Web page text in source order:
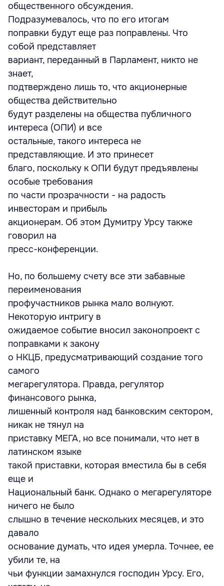
общественного обсуждения.
Подразумевалось, что по его итогам
поправки будут еще раз поправлены. Что
собой представляет
вариант, переданный в Парламент, никто не
знает,
подтверждено лишь то, что акционерные
общества действительно
будут разделены на общества публичного
интереса (ОПИ) и все
остальные, такого интереса не
представляющие. И это принесет
благо, поскольку к ОПИ будут предъявлены
особые требования
по части прозрачности - на радость
инвесторам и прибыль
акционерам. Об этом Думитру Урсу также
говорил на
пресс-конференции.
Но, по большему счету все эти забавные
переименования
профучастников рынка мало волнуют.
Некоторую интригу в
ожидаемое событие вносил законопроект с
поправками к закону
о НКЦБ, предусматривающий создание того
самого
мегарегулятора. Правда, регулятор
финансового рынка,
лишенный контроля над банковским сектором,
никак не тянул на
приставку МЕГА, но все понимали, что нет в
латинском языке
такой приставки, которая вместила бы в себя
еще и
Национальный банк. Однако о мегарегуляторе
ничего не было
слышно в течение нескольких месяцев, и это
давало
основание думать, что идея умерла. Точнее, ее
убили те, на
чьи функции замахнулся господин Урсу. Его,